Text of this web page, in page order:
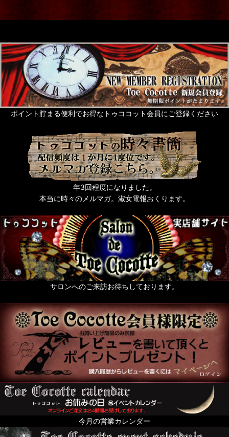
ポイント貯まる便利でお得なトゥココット会員にご登録ください
年3回程度になりました。
本当に時々のメルマガ。淑女電報おくります。
サロンへのご来訪お待ちしております。
今月の営業カレンダー